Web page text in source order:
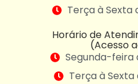
Terça à Sexta
Horário de
(Acesso
Segunda-feira
Terça à Sexta